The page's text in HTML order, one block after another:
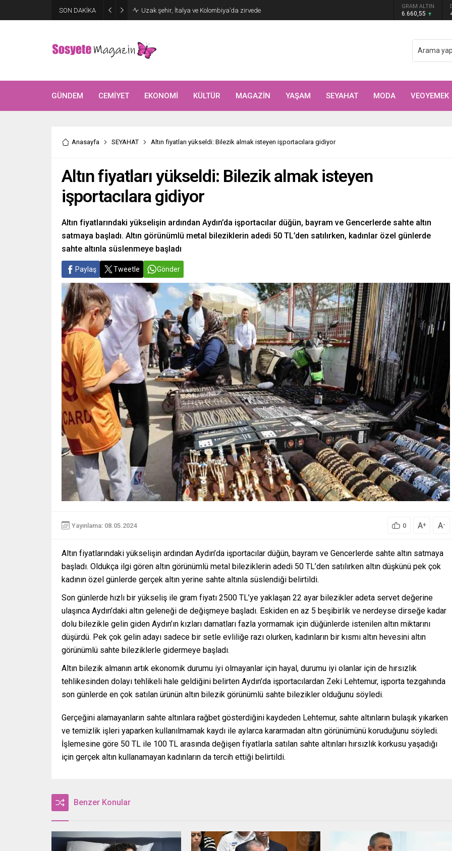
SON DAKİKA GRAM ALTIN
6.660,55
GÜNDEM CEMİYET EKONOMİ KÜLTÜR MAGAZİN YAŞAM SEYAHAT MODA VEOYEMEK
Anasayfa SEYAHAT Altın fiyatları yükseldi: Bilezik almak isteyen işportacılara gidiyor
Altın fiyatları yükseldi: Bilezik almak isteyen
işportacılara gidiyor
Altın fiyatlarındaki yükselişin ardından Aydın’da işportacılar düğün, bayram ve Gencerlerde sahte altın
satmaya başladı. Altın görünümlü metal bileziklerin adedi 50 TL’den satılırken, kadınlar özel günlerde
sahte altınla süslenmeye başladı
Paylaş Tweetle Gönder
Yayınlama: 08.05.2024 0 A+ A-
Altın fiyatlarındaki yükselişin ardından Aydın’da işportacılar düğün, bayram ve Gencerlerde sahte altın satmaya
başladı. Oldukça ilgi gören altın görünümlü metal bileziklerin adedi 50 TL’den satılırken altın düşkünü pek çok
kadının özel günlerde gerçek altın yerine sahte altınla süslendiği belirtildi.
Son günlerde hızlı bir yükseliş ile gram fiyatı 2500 TL’ye yaklaşan 22 ayar bilezikler adeta servet değerine
ulaşınca Aydın’daki altın geleneği de değişmeye başladı. Eskiden en az 5 beşibirlik ve nerdeyse dirseğe kadar
dolu bilezikle gelin giden Aydın’ın kızları damatları fazla yormamak için düğünlerde istenilen altın miktarını
düşürdü. Pek çok gelin adayı sadece bir setle evliliğe razı olurken, kadınların bir kısmı altın hevesini altın
görünümlü sahte bileziklerle gidermeye başladı.
Altın bilezik almanın artık ekonomik durumu iyi olmayanlar için hayal, durumu iyi olanlar için de hırsızlık
tehlikesinden dolayı tehlikeli hale geldiğini belirten Aydın’da işportacılardan Zeki Lehtemur, işporta tezgahında
son günlerde en çok satılan ürünün altın bilezik görünümlü sahte bilezikler olduğunu söyledi.
Gerçeğini alamayanların sahte altınlara rağbet gösterdiğini kaydeden Lehtemur, sahte altınların bulaşık yıkarken
ve temizlik işleri yaparken kullanılmamak kaydı ile aylarca kararmadan altın görünümünü koruduğunu söyledi.
İşlemesine göre 50 TL ile 100 TL arasında değişen fiyatlarla satılan sahte altınları hırsızlık korkusu yaşadığı
için gerçek altın kullanamayan kadınların da tercih ettiği belirtildi.
Benzer Konular